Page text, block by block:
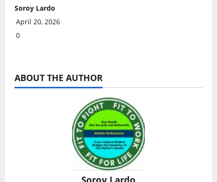
Soroy Lardo
April 20, 2026
0
ABOUT THE AUTHOR